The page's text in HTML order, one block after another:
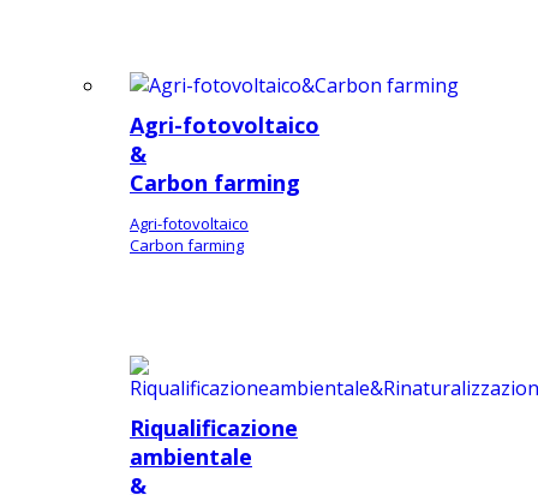
Agri-fotovoltaico
&
Carbon farming
Agri-fotovoltaico
Carbon farming
Riqualificazione
ambientale
&